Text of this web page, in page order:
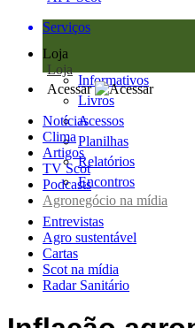
Serviços
Loja
Loja
Informativos
Livros
Acessos
Planilhas
Relatórios
Encontros
Acessar
Notícias
Clima
Artigos
TV Scot
Podcasts
Agronegócio na mídia
Entrevistas
Agro sustentável
Cartas
Scot na mídia
Radar Sanitário